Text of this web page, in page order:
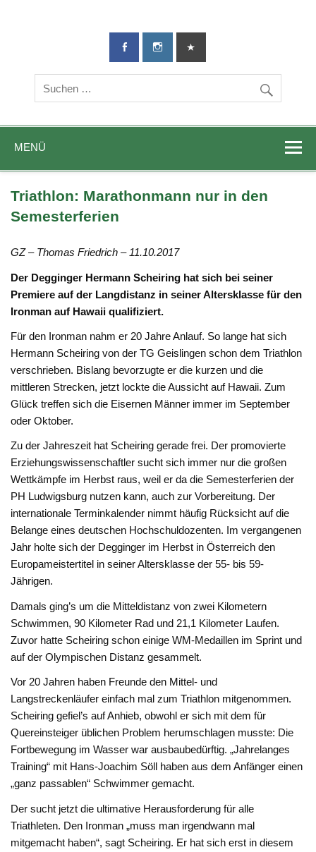
TG-Geislingen
DIE Sportadresse in Geislingen!
MENÜ
Triathlon: Marathonmann nur in den
Semesterferien
GZ – Thomas Friedrich – 11.10.2017
Der Degginger Hermann Scheiring hat sich bei seiner
Premiere auf der Langdistanz in seiner Altersklasse für den
Ironman auf Hawaii qualifiziert.
Für den Ironman nahm er 20 Jahre Anlauf. So lange hat sich
Hermann Scheiring von der TG Geislingen schon dem Triathlon
verschrieben. Bislang bevorzugte er die kurzen und die
mittleren Strecken, jetzt lockte die Aussicht auf Hawaii. Zum
Glück treffen sich die Eisernen Männer immer im September
oder Oktober.
Zu der Jahreszeit hat Scheiring gerade frei. Der promovierte
Erziehungswissenschaftler sucht sich immer nur die großen
Wettkämpfe im Herbst raus, weil er da die Semesterferien der
PH Ludwigsburg nutzen kann, auch zur Vorbereitung. Der
internationale Terminkalender nimmt häufig Rücksicht auf die
Belange eines deutschen Hochschuldozenten. Im vergangenen
Jahr holte sich der Degginger im Herbst in Österreich den
Europameistertitel in seiner Altersklasse der 55- bis 59-
Jährigen.
Damals ging’s um die Mitteldistanz von zwei Kilometern
Schwimmen, 90 Kilometer Rad und 21,1 Kilometer Laufen.
Zuvor hatte Scheiring schon einige WM-Medaillen im Sprint und
auf der Olympischen Distanz gesammelt.
Vor 20 Jahren haben Freunde den Mittel- und
Langstreckenläufer einfach mal zum Triathlon mitgenommen.
Scheiring gefiel’s auf Anhieb, obwohl er sich mit dem für
Quereinsteiger üblichen Problem herumschlagen musste: Die
Fortbewegung im Wasser war ausbaubedürftig. „Jahrelanges
Training“ mit Hans-Joachim Söll haben aus dem Anfänger einen
„ganz passablen“ Schwimmer gemacht.
Der sucht jetzt die ultimative Herausforderung für alle
Triathleten. Den Ironman „muss man irgendwann mal
mitgemacht haben“, sagt Scheiring. Er hat sich erst in diesem